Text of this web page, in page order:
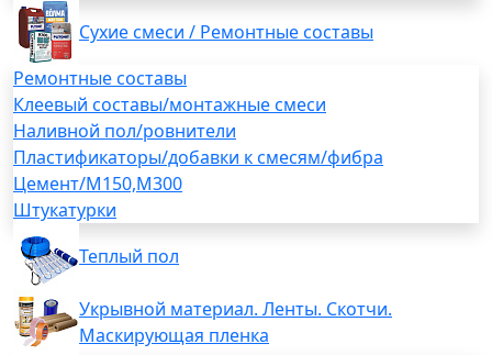
Сухие смеси / Ремонтные составы
Ремонтные составы
Клеевый составы/монтажные смеси
Наливной пол/ровнители
Пластификаторы/добавки к смесям/фибра
Цемент/М150,М300
Штукатурки
Теплый пол
Укрывной материал. Ленты. Скотчи.
Маскирующая пленка